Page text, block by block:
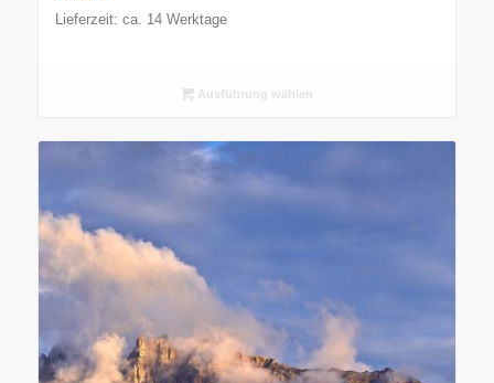
Lieferzeit: ca. 14 Werktage
Ausführung wählen